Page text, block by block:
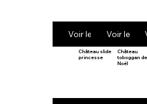
Voir le produit
Voir le
Château slide
princesse
Château
toboggan de
Noël